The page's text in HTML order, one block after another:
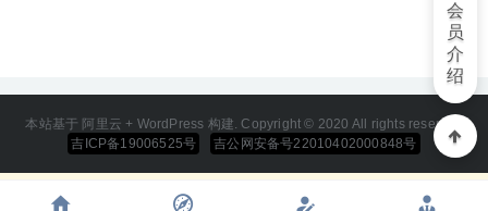
本站基于 阿里云 + WordPress 构建. Copyright © 2020 All rights reserved
吉ICP备19006525号
吉公网安备号22010402000848号
会
员
介
绍